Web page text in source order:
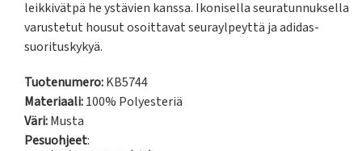
leikkivätpä he ystävien kanssa. Ikonisella seuratunnuksella
varustetut housut osoittavat seuraylpeyttä ja adidas-
suorituskykyä.
Tuotenumero:KB5744
Materiaali:100% Polyesteriä
Väri:Musta
Pesuohjeet: